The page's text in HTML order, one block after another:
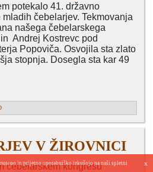
potekalo 41. državno
čebelarjev. Tekmovanja
našega čebelarskega
Andrej Kostrevc pod
Popoviča. Osvojila sta zlato
stopnja. Dosegla sta kar 49
V ŽIROVNICI
čebelarskem kongresu
in prijetno uporabniško izkušnjo na naši spletni x